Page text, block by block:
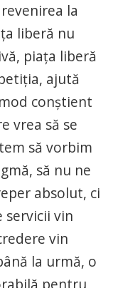
la
liberă nu
piața liberă
ajută
conștient
vrea să se
să vorbim
să nu ne
absolut, ci
servicii vin
vin
la urmă, o
pentru